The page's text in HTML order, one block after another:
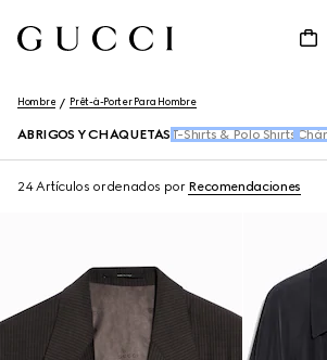
Hombre Prêt-à-Porter Para Hombre
ABRIGOS Y CHAQUETAS T-Shirts & Polo Shirts
24 Artículos ordenados por Recomendaciones